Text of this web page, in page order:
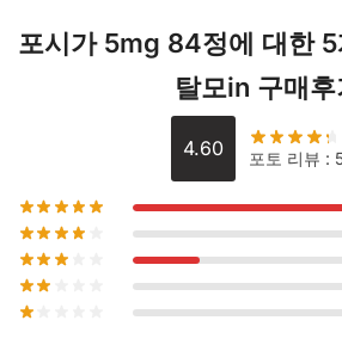
포시가 5mg 84정에 대한
탈모in 구매후
4.60 포토 리뷰 :